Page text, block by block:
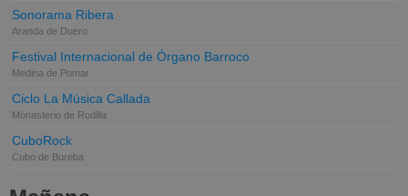
Sonorama Ribera
Aranda de Duero
Festival Internacional de Órgano Barroco
Medina de Pomar
Ciclo La Música Callada
Monasterio de Rodilla
CuboRock
Cubo de Bureba